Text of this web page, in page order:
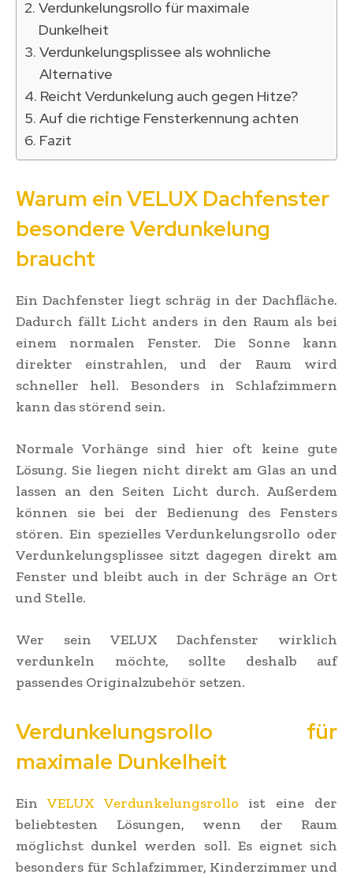
Verdunkelungsrollo für maximale
Dunkelheit
Verdunkelungsplissee als wohnliche
Alternative
Reicht Verdunkelung auch gegen Hitze?
Auf die richtige Fensterkennung achten
Fazit
Warum ein VELUX Dachfenster
besondere Verdunkelung
braucht
Ein Dachfenster liegt schräg in der Dachfläche.
Dadurch fällt Licht anders in den Raum als bei
einem normalen Fenster. Die Sonne kann
direkter einstrahlen, und der Raum wird
schneller hell. Besonders in Schlafzimmern
kann das störend sein.
Normale Vorhänge sind hier oft keine gute
Lösung. Sie liegen nicht direkt am Glas an und
lassen an den Seiten Licht durch. Außerdem
können sie bei der Bedienung des Fensters
stören. Ein spezielles Verdunkelungsrollo oder
Verdunkelungsplissee sitzt dagegen direkt am
Fenster und bleibt auch in der Schräge an Ort
und Stelle.
Wer sein VELUX Dachfenster wirklich
verdunkeln möchte, sollte deshalb auf
passendes Originalzubehör setzen.
Verdunkelungsrollo für
maximale Dunkelheit
Ein VELUX Verdunkelungsrollo ist eine der
beliebtesten Lösungen, wenn der Raum
möglichst dunkel werden soll. Es eignet sich
besonders für Schlafzimmer, Kinderzimmer und